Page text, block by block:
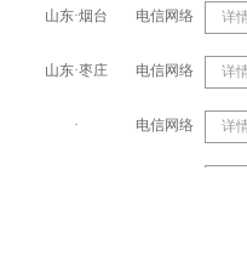
山东·烟台 电信网络 详
山东·枣庄 电信网络 详
· 电信网络 详